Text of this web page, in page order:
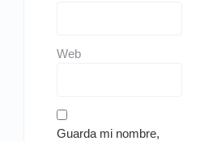
Web
Guarda mi nombre,